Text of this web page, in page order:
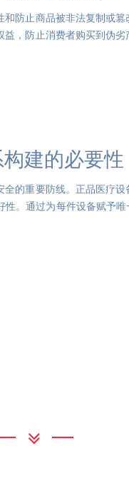
和防止商品被非法复制或
，防止消费者购买到伪
建的必要性
全的重要防线。正品医疗
性。通过为每件设备赋予